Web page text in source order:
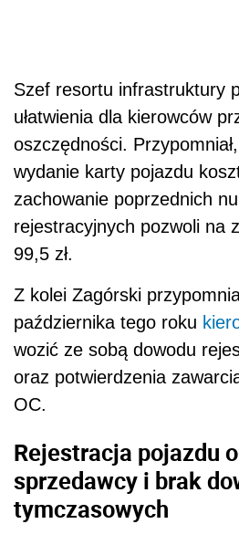
Szef resortu infrastruktury
ułatwienia dla kierowców
oszczędności.
wydanie karty pojazdu
zachowanie poprzednich
rejestracyjnych pozwoli na
99,5 zł.
Z kolei Zagórski
października tego roku
wozić ze sobą dowodu
oraz potwierdzenia
OC.
Rejestracja pojazdu
sprzedawcy i brak
tymczasowych